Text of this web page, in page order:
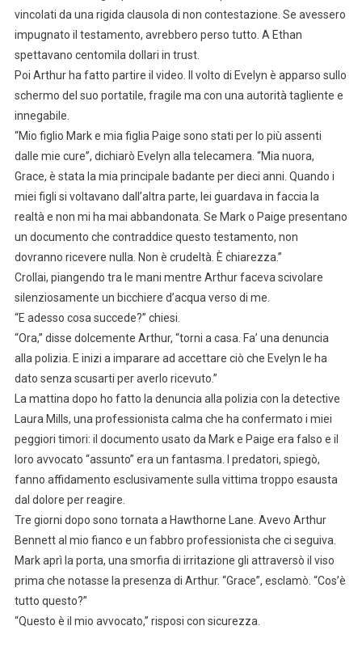
vincolati da una rigida clausola di non contestazione. Se avessero
impugnato il testamento, avrebbero perso tutto. A Ethan
spettavano centomila dollari in trust.
Poi Arthur ha fatto partire il video. Il volto di Evelyn è apparso sullo
schermo del suo portatile, fragile ma con una autorità tagliente e
innegabile.
“Mio figlio Mark e mia figlia Paige sono stati per lo più assenti
dalle mie cure”, dichiarò Evelyn alla telecamera. “Mia nuora,
Grace, è stata la mia principale badante per dieci anni. Quando i
miei figli si voltavano dall’altra parte, lei guardava in faccia la
realtà e non mi ha mai abbandonata. Se Mark o Paige presentano
un documento che contraddice questo testamento, non
dovranno ricevere nulla. Non è crudeltà. È chiarezza.”
Crollai, piangendo tra le mani mentre Arthur faceva scivolare
silenziosamente un bicchiere d’acqua verso di me.
“E adesso cosa succede?” chiesi.
“Ora,” disse dolcemente Arthur, “torni a casa. Fa’ una denuncia
alla polizia. E inizi a imparare ad accettare ciò che Evelyn le ha
dato senza scusarti per averlo ricevuto.”
La mattina dopo ho fatto la denuncia alla polizia con la detective
Laura Mills, una professionista calma che ha confermato i miei
peggiori timori: il documento usato da Mark e Paige era falso e il
loro avvocato “assunto” era un fantasma. I predatori, spiegò,
fanno affidamento esclusivamente sulla vittima troppo esausta
dal dolore per reagire.
Tre giorni dopo sono tornata a Hawthorne Lane. Avevo Arthur
Bennett al mio fianco e un fabbro professionista che ci seguiva.
Mark aprì la porta, una smorfia di irritazione gli attraversò il viso
prima che notasse la presenza di Arthur. “Grace”, esclamò. “Cos’è
tutto questo?”
“Questo è il mio avvocato,” risposi con sicurezza.